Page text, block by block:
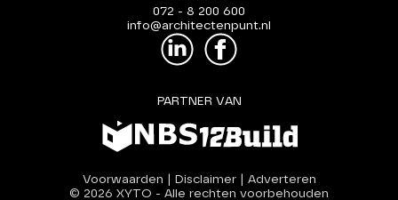
072 - 8 200 600
info@architectenpunt.nl
PARTNER VAN
Voorwaarden Disclaimer| Adverteren
© 2026 XYTO - Alle rechten voorbehouden